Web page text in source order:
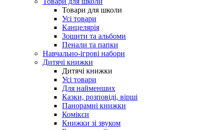
Товари для школи
Усі товари
Канцелярія
Зошити та альбоми
Пенали та папки
Навчально-ігрові набори
Дитячі книжки
Дитячі книжки
Усі товари
Для найменших
Казки, розповіді, вірші
Панорамні книжки
Комікси
Книжки зі звуком